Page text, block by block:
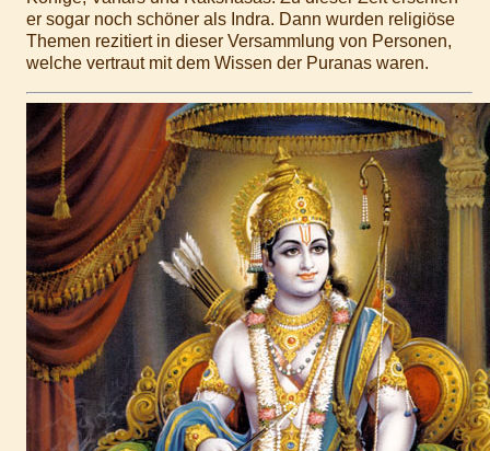
er sogar noch schöner als Indra. Dann wurden religiöse
Themen rezitiert in dieser Versammlung von Personen,
welche vertraut mit dem Wissen der Puranas waren.